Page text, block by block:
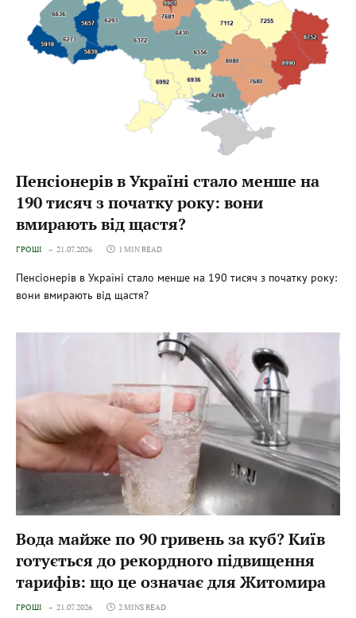
Пенсіонерів в Україні стало менше на
190 тисяч з початку року: вони
вмирають від щастя?
ГРОШІ 21.07.2026 1 MIN READ
Пенсіонерів в Україні стало менше на 190 тисяч з початку року:
вони вмирають від щастя?
Вода майже по 90 гривень за куб? Київ
готується до рекордного підвищення
тарифів: що це означає для Житомира
ГРОШІ 21.07.2026 2 MINS READ